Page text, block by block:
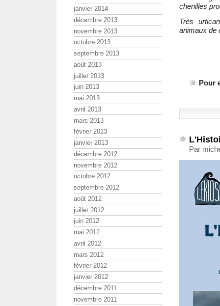
chenilles
Très
animaux de
Pour
Par
janvier 2014
décembre 2013
novembre 2013
octobre 2013
septembre 2013
août 2013
juillet 2013
juin 2013
mai 2013
avril 2013
mars 2013
février 2013
janvier 2013
décembre 2012
novembre 2012
octobre 2012
septembre 2012
août 2012
juillet 2012
juin 2012
mai 2012
avril 2012
mars 2012
février 2012
janvier 2012
décembre 2011
novembre 2011